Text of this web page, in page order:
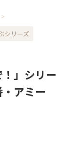
>
シリーズ
」シリー
アミー